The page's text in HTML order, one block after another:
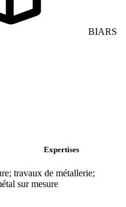
BIARS
Expertises
travaux de métallerie;
sur mesure